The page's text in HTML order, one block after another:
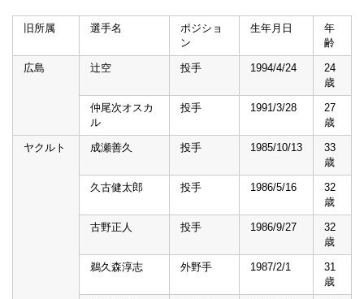
旧所属 選手名
ポジショ
ン
生年月日
年
齢
広島 辻空 投手 1994/4/24
24
歳
仲尾次オスカ
ル
投手 1991/3/28
27
歳
ヤクルト 成瀬善久 投手 1985/10/13
33
歳
久古健太郎 投手 1986/5/16
32
歳
古野正人 投手 1986/9/27
32
歳
鵜久森淳志 外野手 1987/2/1
31
歳